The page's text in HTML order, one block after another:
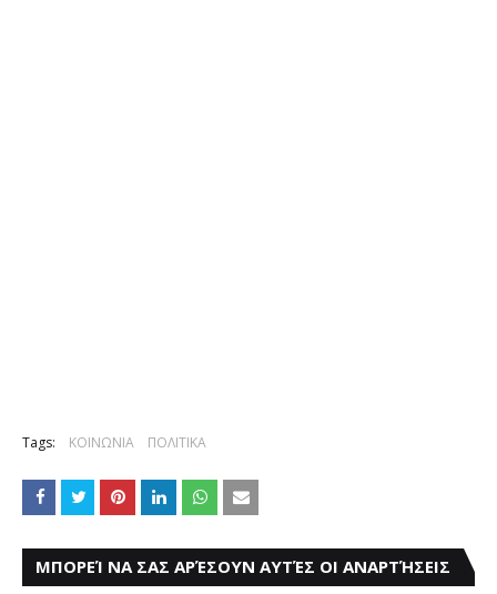
Tags: ΚΟΙΝΩΝΙΑ ΠΟΛΙΤΙΚΑ
ΜΠΟΡΕΊ ΝΑ ΣΑΣ ΑΡΈΣΟΥΝ ΑΥΤΈΣ ΟΙ ΑΝΑΡΤΉΣΕΙΣ